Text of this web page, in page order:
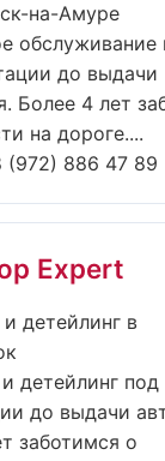
на-Амуре
обслуживание
до выдачи
Более 4 лет
на дороге....
(972) 886 47 89
Expert
детейлинг в
детейлинг под
до выдачи
заботимся о